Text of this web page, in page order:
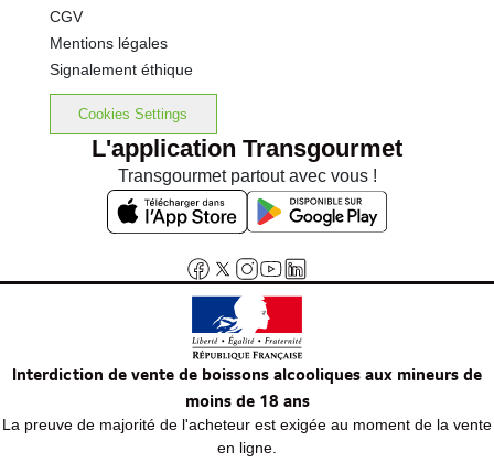
CGV
Mentions légales
Signalement éthique
Cookies Settings
L'application Transgourmet
Transgourmet partout avec vous !
Interdiction de vente de boissons alcooliques aux mineurs de
moins de 18 ans
La preuve de majorité de l'acheteur est exigée au moment de la vente
en ligne.